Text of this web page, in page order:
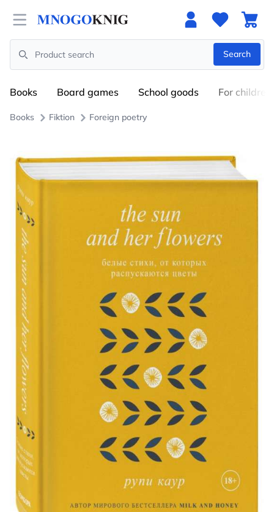
Open menu
Search
Search
Books Board games School goods For children
Books Fiktion Foreign poetry